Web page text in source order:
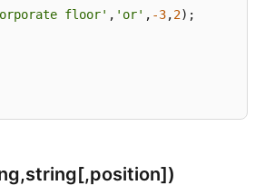
floor' , 'or' , -3,2);